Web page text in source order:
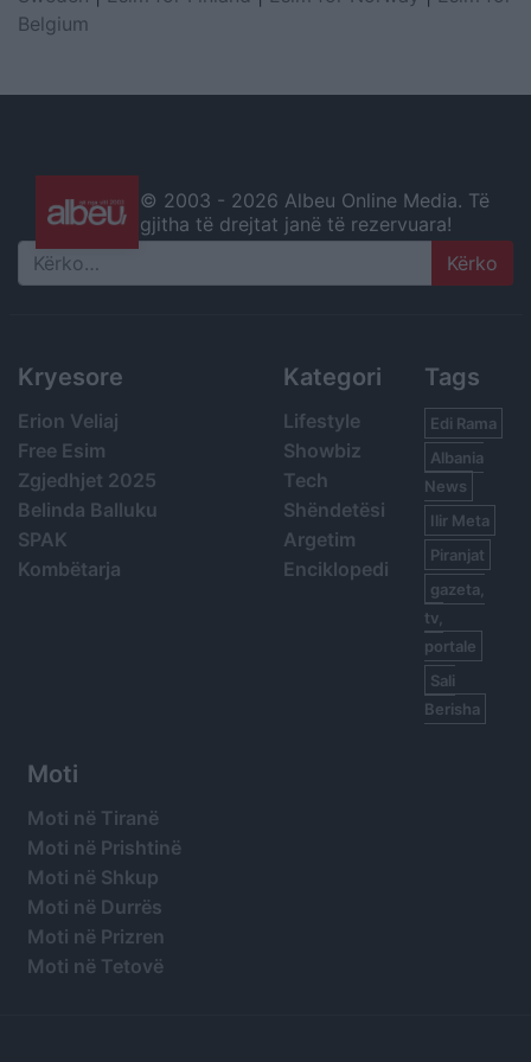
Belgium
© 2003 - 2026 Albeu Online Media. Të
gjitha të drejtat janë të rezervuara!
Search
Kryesore
Erion Veliaj
Free Esim
Zgjedhjet 2025
Belinda Balluku
SPAK
Kombëtarja
Kategori
Lifestyle
Showbiz
Tech
Shëndetësi
Argetim
Enciklopedi
Tags
Edi Rama
Albania
News
Ilir Meta
Piranjat
gazeta,
tv,
portale
Sali
Berisha
Moti
Moti në Tiranë
Moti në Prishtinë
Moti në Shkup
Moti në Durrës
Moti në Prizren
Moti në Tetovë